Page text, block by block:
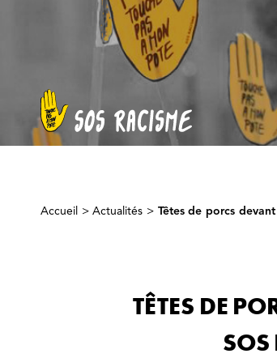
Accueil >Actualités > Têtes de porcs
TÊTES DE
SOS